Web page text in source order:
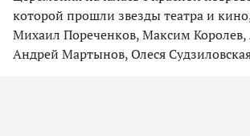
которой прошли звезды театра и
Михаил Пореченков, Максим Королев,
Андрей Мартынов, Олеся